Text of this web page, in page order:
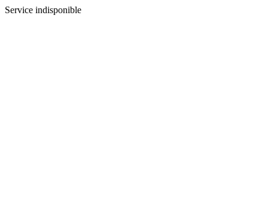
Service indisponible